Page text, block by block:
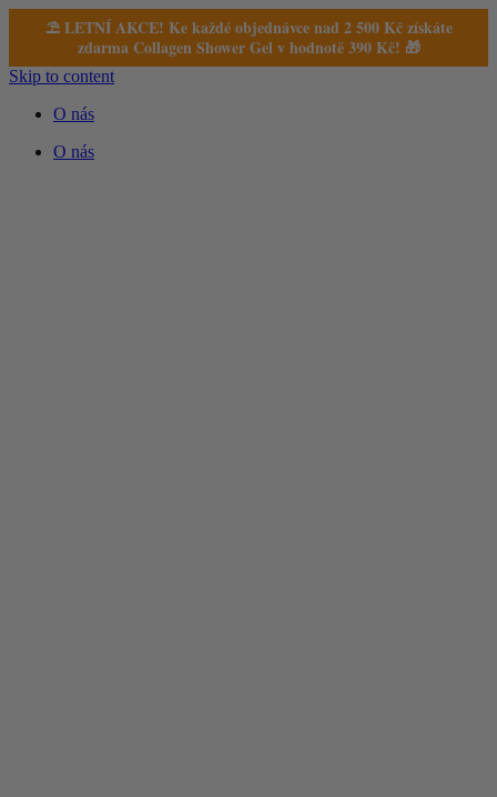
⛱️ LETNÍ AKCE! Ke každé objednávce nad 2 500 Kč získáte
zdarma Collagen Shower Gel v hodnotě 390 Kč! 🎁
Skip to content
O nás
O nás